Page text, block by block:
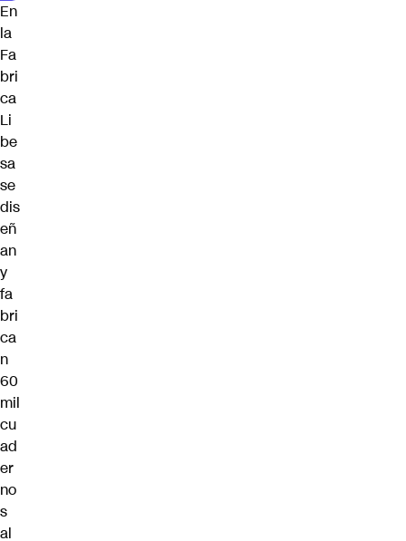
En
la
Fa
bri
ca
Li
be
sa
se
dis
eñ
an
y
fa
bri
ca
n
60
mil
cu
ad
er
no
s
al